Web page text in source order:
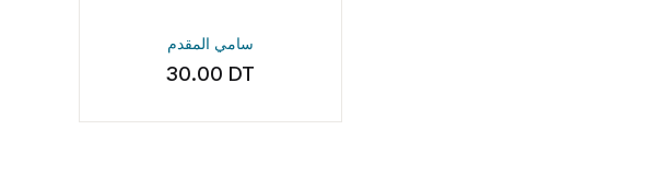
سامي المقدم
30.00 DT